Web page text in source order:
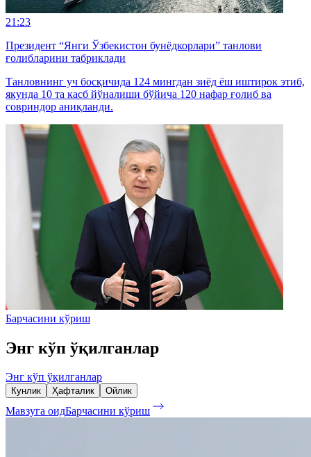
21:23
Президент “Янги Ўзбекистон бунёдкорлари” танлови
ғолибларини табриклади
Танловнинг уч босқичида 124 мингдан зиёд ёш иштирок этиб,
якунда 10 та касб йўналиши бўйича 120 нафар ғолиб ва
совриндор аниқланди.
Барчасини кўриш
Энг кўп ўқилганлар
Энг кўп ўқилганлар
Кунлик Ҳафталик Ойлик
Мавзуга оидБарчасини кўриш